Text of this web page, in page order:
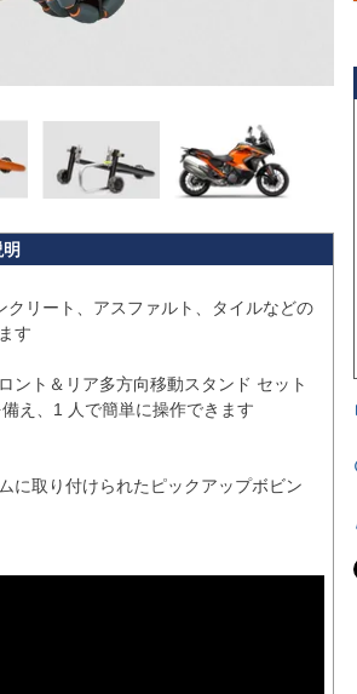
リート、アスファルト、タイルなどの
す
ント＆リア多方向移動スタンド セット
え、1 人で簡単に操作できます
に取り付けられたピックアップボビン